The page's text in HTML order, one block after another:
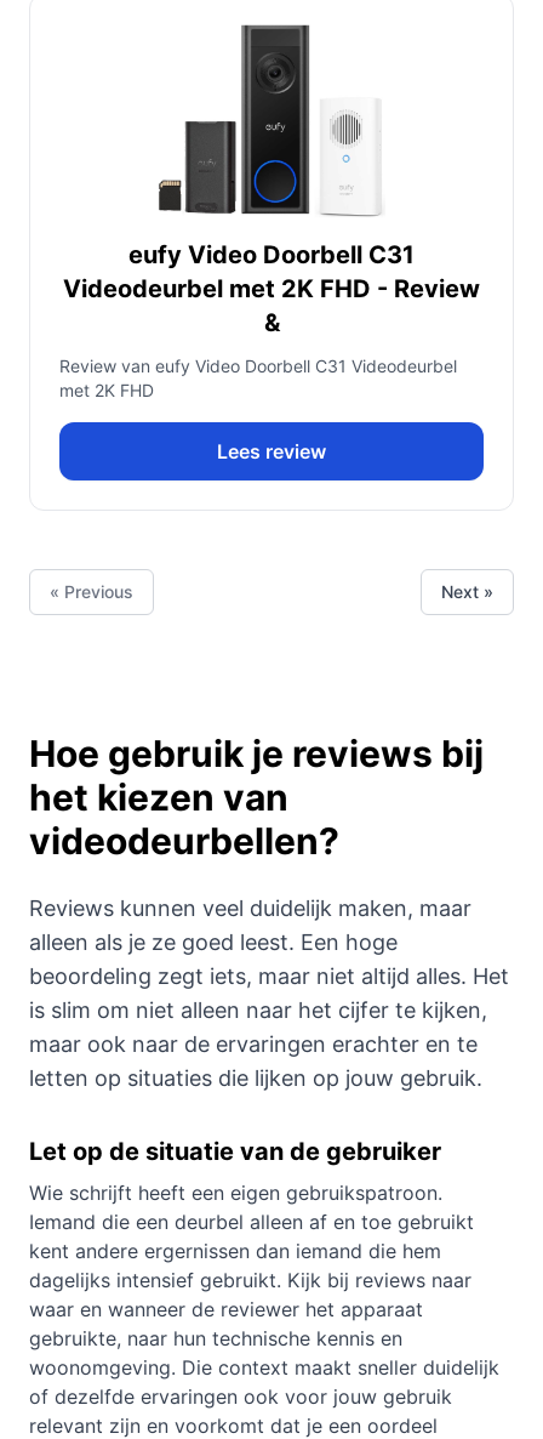
eufy Video Doorbell C31
Videodeurbel met 2K FHD - Review
&
Review van eufy Video Doorbell C31 Videodeurbel
met 2K FHD
Lees review
« Previous Next »
Hoe gebruik je reviews bij
het kiezen van
videodeurbellen?
Reviews kunnen veel duidelijk maken, maar
alleen als je ze goed leest. Een hoge
beoordeling zegt iets, maar niet altijd alles. Het
is slim om niet alleen naar het cijfer te kijken,
maar ook naar de ervaringen erachter en te
letten op situaties die lijken op jouw gebruik.
Let op de situatie van de gebruiker
Wie schrijft heeft een eigen gebruikspatroon.
Iemand die een deurbel alleen af en toe gebruikt
kent andere ergernissen dan iemand die hem
dagelijks intensief gebruikt. Kijk bij reviews naar
waar en wanneer de reviewer het apparaat
gebruikte, naar hun technische kennis en
woonomgeving. Die context maakt sneller duidelijk
of dezelfde ervaringen ook voor jouw gebruik
relevant zijn en voorkomt dat je een oordeel